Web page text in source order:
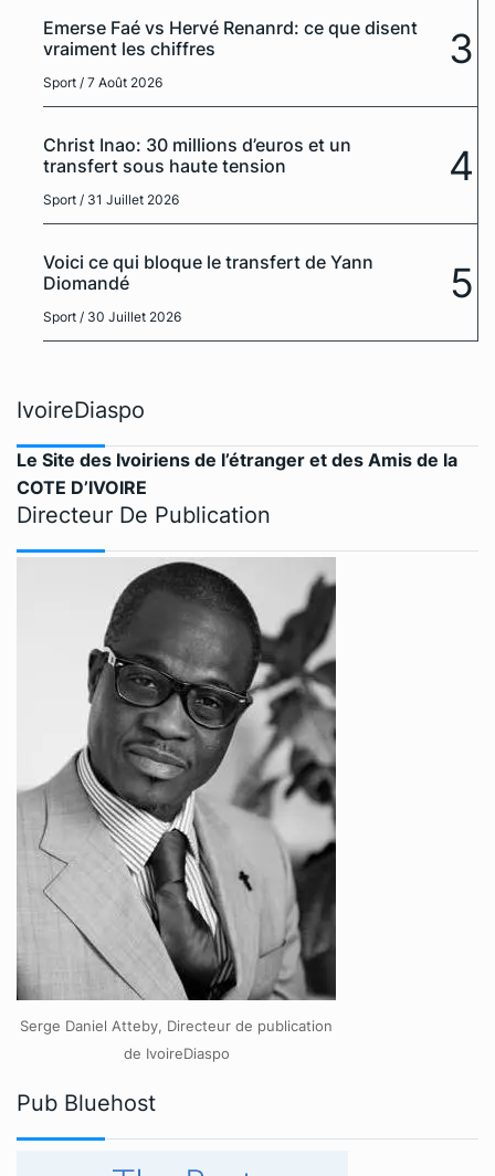
Emerse Faé vs Hervé Renanrd: ce que disent
vraiment les chiffres
Sport / 7 Août 2026
3
Christ Inao: 30 millions d’euros et un
transfert sous haute tension
Sport / 31 Juillet 2026
4
Voici ce qui bloque le transfert de Yann
Diomandé
Sport / 30 Juillet 2026
5
IvoireDiaspo
Le Site des Ivoiriens de l’étranger et des Amis de la
COTE D’IVOIRE
Directeur De Publication
Serge Daniel Atteby, Directeur de publication
de IvoireDiaspo
Pub Bluehost